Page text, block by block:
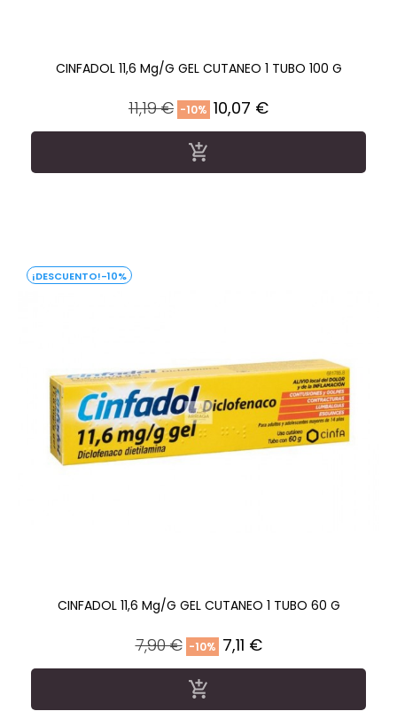
CINFADOL 11,6 Mg/g GEL CUTANEO 1 TUBO 100 G
Precio
regular
11,19 € -10% Precio
10,07 €

-10%
CINFADOL 11,6 Mg/g GEL CUTANEO 1 TUBO 60 G
Precio
regular
7,90 € -10% Precio
7,11 €
